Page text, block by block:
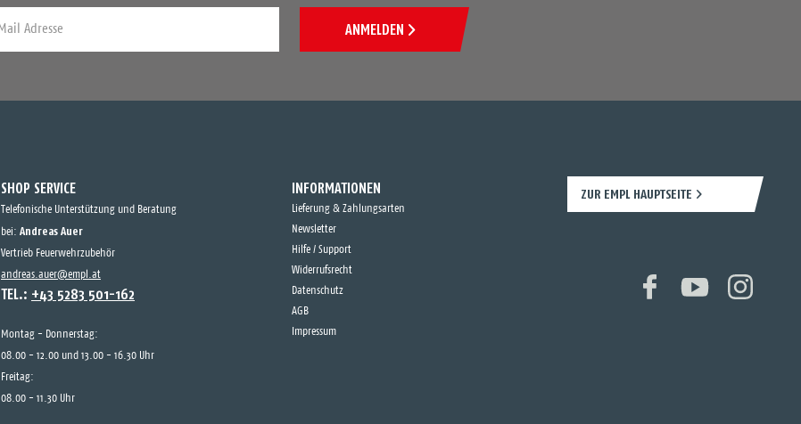
ANMELDEN
SHOP SERVICE
Telefonische Unterstützung und Beratung
bei: Andreas Auer
Vertrieb Feuerwehrzubehör
andreas.auer@empl.at
TEL.: +43 5283 501-162
Montag - Donnerstag:
08.00 - 12.00 und 13.00 - 16.30 Uhr
Freitag:
08.00 - 11.30 Uhr
INFORMATIONEN
Lieferung & Zahlungsarten
Newsletter
Hilfe / Support
Widerrufsrecht
Datenschutz
AGB
Impressum
ZUR EMPL HAUPTSEITE